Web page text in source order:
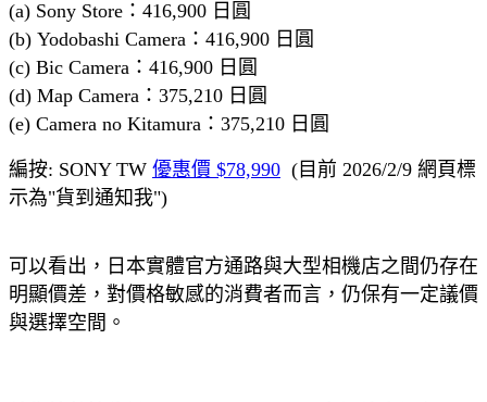
(a) Sony Store：416,900 日圓
(b) Yodobashi Camera：416,900 日圓
(c) Bic Camera：416,900 日圓
(d) Map Camera：375,210 日圓
(e) Camera no Kitamura：375,210 日圓
編按: SONY TW 優惠價 $78,990 (目前 2026/2/9 網頁標
示為"貨到通知我")
可以看出，日本實體官方通路與大型相機店之間仍存在
明顯價差，對價格敏感的消費者而言，仍保有一定議價
與選擇空間。